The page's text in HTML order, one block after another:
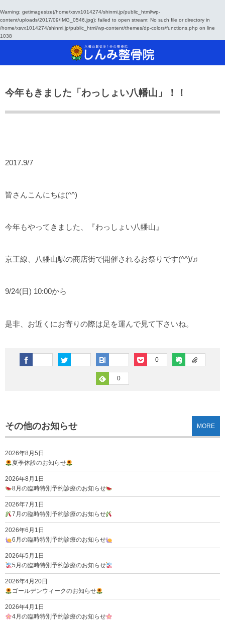
Warning: getimagesize(/home/xsvx1014274/shinmi.jp/public_html/wp-
content/uploads/2017/09/IMG_0546.jpg): failed to open stream: No such file or directory in
/home/xsvx1014274/shinmi.jp/public_html/wp-content/themes/dp-colors/functions.php on line
1038
今年もきました「わっしょい八幡山」！！
2017.9/7
皆さんこんにちは(^^)
今年もやってきました、『わっしょい八幡山』
京王線、八幡山駅の商店街で開催されるお祭りです(^^)/♬
9/24(日) 10:00から
是非、お近くにお寄りの際は足を運んで見て下さいね。
0
0
その他のお知らせ
2026年8月5日
夏季休診のお知らせ
2026年8月1日
8月の臨時特別予約診療のお知らせ
2026年7月1日
7月の臨時特別予約診療のお知らせ
2026年6月1日
6月の臨時特別予約診療のお知らせ
2026年5月1日
5月の臨時特別予約診療のお知らせ
2026年4月20日
ゴールデンウィークのお知らせ
2026年4月1日
4月の臨時特別予約診療のお知らせ
MORE
当院について
しんみ整骨院へようこそ
診療
ご来院から施術、その後の流れ
治療方法